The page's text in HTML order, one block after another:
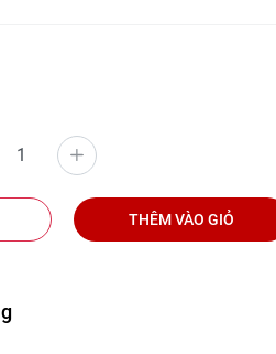
THÊM VÀO GIỎ